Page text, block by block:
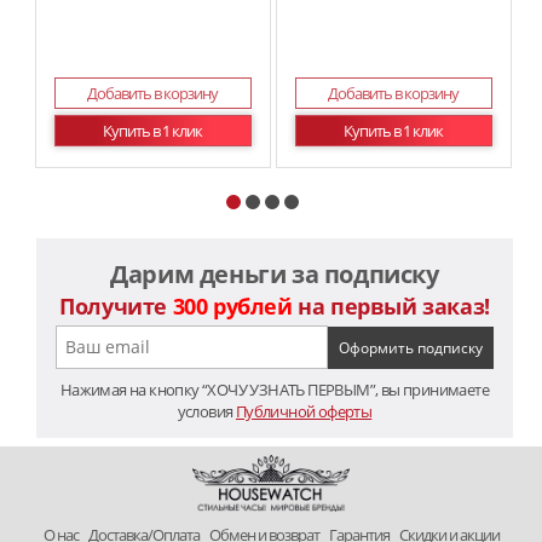
Добавить в корзину
Купить в 1 клик
Добавить в корзину
Купить в 1 клик
Дарим деньги за подписку
Получите 300 рублей на первый заказ!
Нажимая на кнопку “ХОЧУ УЗНАТЬ ПЕРВЫМ”, вы принимаете
условия Публичной оферты
O нас Доставка/Оплата Обмен и возврат Гарантия Скидки и акции